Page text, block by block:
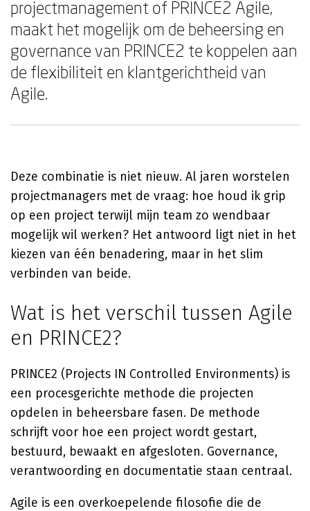
projectmanagement of PRINCE2 Agile,
maakt het mogelijk om de beheersing en
governance van PRINCE2 te koppelen aan
de flexibiliteit en klantgerichtheid van
Agile.
Deze combinatie is niet nieuw. Al jaren worstelen
projectmanagers met de vraag: hoe houd ik grip
op een project terwijl mijn team zo wendbaar
mogelijk wil werken? Het antwoord ligt niet in het
kiezen van één benadering, maar in het slim
verbinden van beide.
Wat is het verschil tussen Agile
en PRINCE2?
PRINCE2 (Projects IN Controlled Environments) is
een procesgerichte methode die projecten
opdelen in beheersbare fasen. De methode
schrijft voor hoe een project wordt gestart,
bestuurd, bewaakt en afgesloten. Governance,
verantwoording en documentatie staan centraal.
Agile is een overkoepelende filosofie die de